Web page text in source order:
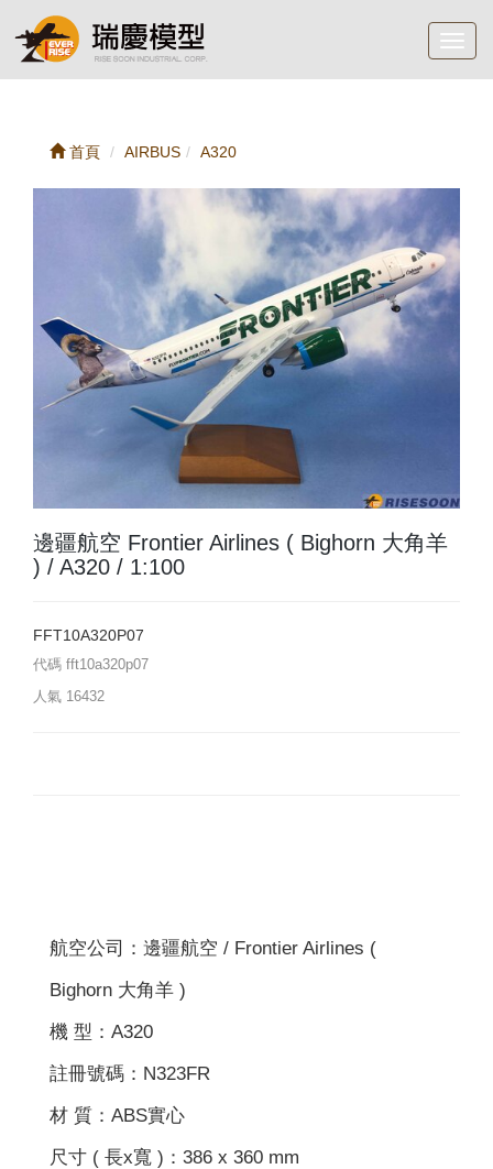
首頁 AIRBUS A320
邊疆航空 Frontier Airlines ( Bighorn 大角羊
) / A320 / 1:100
FFT10A320P07
代碼 fft10a320p07
人氣 16432
航空公司：邊疆航空 / Frontier Airlines (
Bighorn 大角羊 )
機 型：A320
註冊號碼：N323FR
材 質：ABS實心
尺寸 ( 長x寬 )：386 x 360 mm